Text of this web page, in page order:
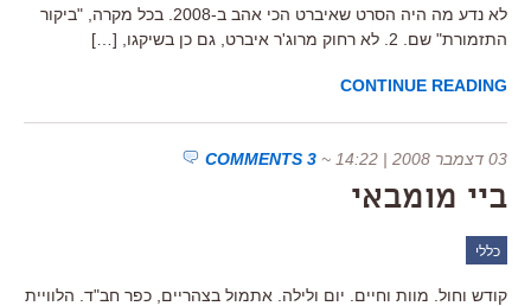
לא נדע מה היה הסרט שאיברט הכי אהב ב-2008. בכל מקרה, "ביקור
התזמורת" שם. 2. לא רחוק מרוג'ר איברט, גם כן בשיקגו, […]
CONTINUE READING
03 דצמבר 2008 | 14:22 ~
3 COMMENTS
ביי מומבאי
כללי
קודש וחול. מוות וחיים. יום ולילה. אתמול בצהריים, כפר חב"ד. הלוויית